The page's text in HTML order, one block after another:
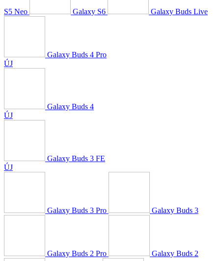
S5 Neo Galaxy S6 Galaxy Buds Live
Galaxy Buds 4 Pro
ÚJ
Galaxy Buds 4
ÚJ
Galaxy Buds 3 FE
ÚJ
Galaxy Buds 3 Pro Galaxy Buds 3
Galaxy Buds 2 Pro Galaxy Buds 2